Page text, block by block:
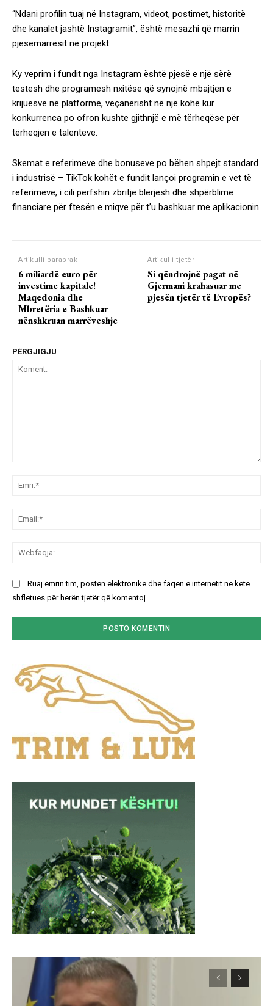
“Ndani profilin tuaj në Instagram, videot, postimet, historitë
dhe kanalet jashtë Instagramit”, është mesazhi që marrin
pjesëmarrësit në projekt.
Ky veprim i fundit nga Instagram është pjesë e një sërë
testesh dhe programesh nxitëse që synojnë mbajtjen e
krijuesve në platformë, veçanërisht në një kohë kur
konkurrenca po ofron kushte gjithnjë e më tërheqëse për
tërheqjen e talenteve.
Skemat e referimeve dhe bonuseve po bëhen shpejt standard
i industrisë – TikTok kohët e fundit lançoi programin e vet të
referimeve, i cili përfshin zbritje blerjesh dhe shpërblime
financiare për ftesën e miqve për t’u bashkuar me aplikacionin.
Artikulli paraprak
6 miliardë euro për
investime kapitale!
Maqedonia dhe
Mbretëria e Bashkuar
nënshkruan marrëveshje
Artikulli tjetër
Si qëndrojnë pagat në
Gjermani krahasuar me
pjesën tjetër të Evropës?
PËRGJIGJU
Ruaj emrin tim, postën elektronike dhe faqen e internetit në këtë
shfletues për herën tjetër që komentoj.